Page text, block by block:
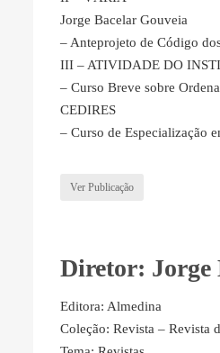
Jorge Bacelar Gouveia
– Anteprojeto de Código
III – ATIVIDADE DO
– Curso Breve sobre
CEDIRES
– Curso de Especialização
Ver Publicação
Diretor: Jorge
Editora: Almedina
Coleção: Revista – Revista